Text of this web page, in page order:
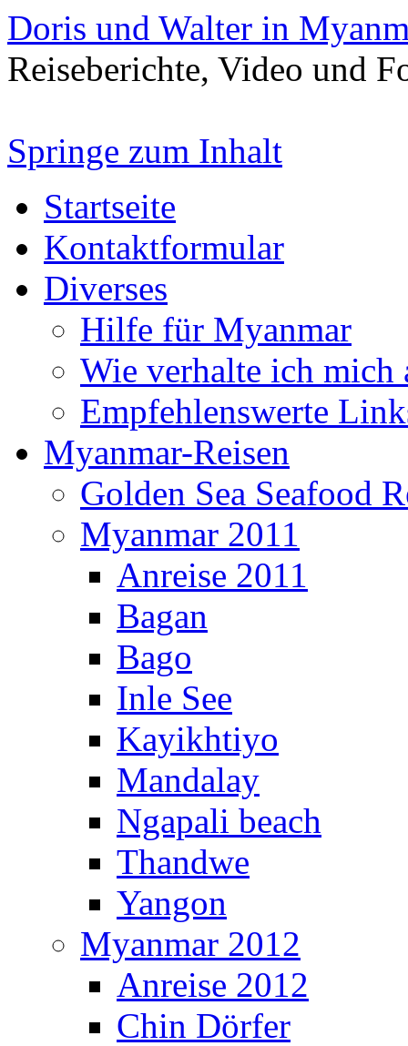
Doris und Walter in
Reiseberichte, Video und
Springe zum Inhalt
Startseite
Kontaktformular
Diverses
Hilfe für Myanmar
Wie verhalte ich
Empfehlenswerte
Myanmar-Reisen
Golden Sea Seafood
Myanmar 2011
Anreise 2011
Bagan
Bago
Inle See
Kayikhtiyo
Mandalay
Ngapali beach
Thandwe
Yangon
Myanmar 2012
Anreise 2012
Chin Dörfer